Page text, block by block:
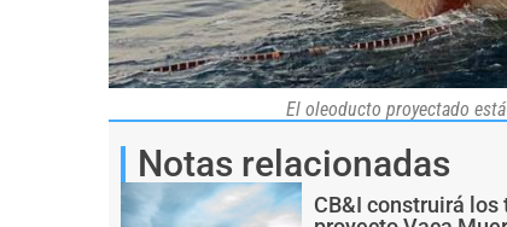
El oleoducto proyectado
Notas relacionadas
CB&I construirá los